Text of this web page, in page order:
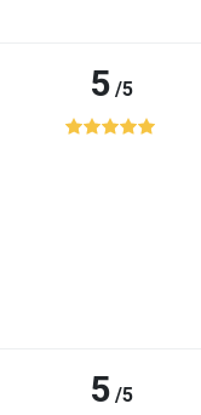
5/5
5/5